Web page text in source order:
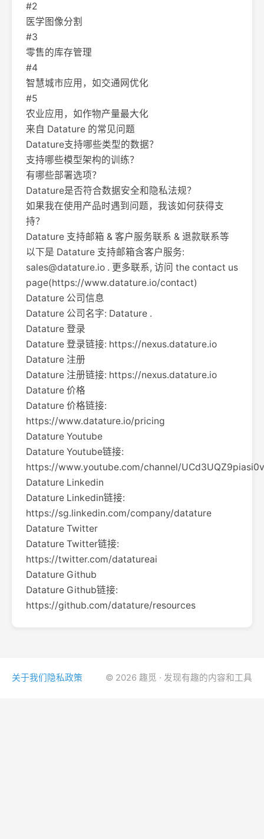
#2
医学图像分割
#3
零售的库存管理
#4
智慧城市应用，如交通网优化
#5
农业应用，如作物产量最大化
来自 Datature 的常见问题
Datature支持哪些类型的数据？
支持哪些模型架构的训练？
有哪些部署选项？
Datature是否符合数据安全和隐私法规？
如果我在使用产品时遇到问题，我该如何获得支
持？
Datature 支持邮箱 & 客户服务联系 & 退款联系等
以下是 Datature 支持邮箱含客户服务:
sales@datature.io . 更多联系, 访问 the contact us
page(https://www.datature.io/contact)
Datature 公司信息
Datature 公司名字: Datature .
Datature 登录
Datature 登录链接: https://nexus.datature.io
Datature 注册
Datature 注册链接: https://nexus.datature.io
Datature 价格
Datature 价格链接:
https://www.datature.io/pricing
Datature Youtube
Datature Youtube链接:
https://www.youtube.com/channel/
Datature Linkedin
Datature Linkedin链接:
https://sg.linkedin.com/company/datature
Datature Twitter
Datature Twitter链接:
https://twitter.com/datatureai
Datature Github
Datature Github链接:
https://github.com/datature/resources
关于我们 隐私政策 © 2026 趣觅 · 发现有趣的内容和工具